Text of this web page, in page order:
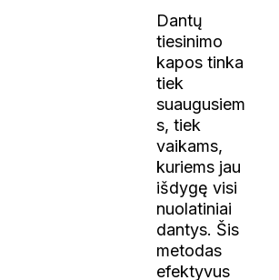
Dantų
tiesinimo
kapos tinka
tiek
suaugusiem
s, tiek
vaikams,
kuriems jau
išdygę visi
nuolatiniai
dantys. Šis
metodas
efektyvus